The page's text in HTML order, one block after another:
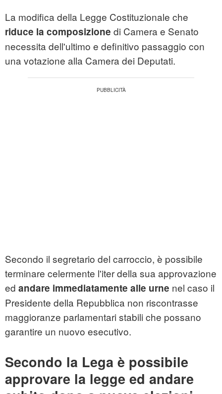
La modifica della Legge Costituzionale che
riduce la composizione di Camera e Senato
necessita dell'ultimo e definitivo passaggio con
una votazione alla Camera dei Deputati.
Secondo il segretario del carroccio, è possibile
terminare celermente l'iter della sua approvazione
ed andare immediatamente alle urne nel caso il
Presidente della Repubblica non riscontrasse
maggioranze parlamentari stabili che possano
garantire un nuovo esecutivo.
Secondo la Lega è possibile
approvare la legge ed andare